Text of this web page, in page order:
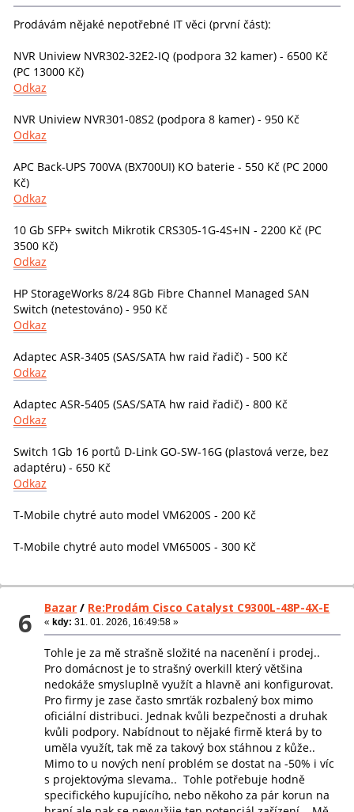
Prodávám nějaké nepotřebné IT věci (první část):
NVR Uniview NVR302-32E2-IQ (podpora 32 kamer) - 6500 Kč
(PC 13000 Kč)
Odkaz
NVR Uniview NVR301-08S2 (podpora 8 kamer) - 950 Kč
Odkaz
APC Back-UPS 700VA (BX700UI) KO baterie - 550 Kč (PC 2000
Kč)
Odkaz
10 Gb SFP+ switch Mikrotik CRS305-1G-4S+IN - 2200 Kč (PC
3500 Kč)
Odkaz
HP StorageWorks 8/24 8Gb Fibre Channel Managed SAN
Switch (netestováno) - 950 Kč
Odkaz
Adaptec ASR-3405 (SAS/SATA hw raid řadič) - 500 Kč
Odkaz
Adaptec ASR-5405 (SAS/SATA hw raid řadič) - 800 Kč
Odkaz
Switch 1Gb 16 portů D-Link GO-SW-16G (plastová verze, bez
adaptéru) - 650 Kč
Odkaz
T-Mobile chytré auto model VM6200S - 200 Kč
T-Mobile chytré auto model VM6500S - 300 Kč
6 Bazar / Re:Prodám Cisco Catalyst C9300L-48P-4X-E
«kdy: 31. 01. 2026, 16:49:58 »
Tohle je za mě strašně složité na nacenění i prodej..
Pro domácnost je to strašný overkill který většina
nedokáže smysluplně využít a hlavně ani konfigurovat.
Pro firmy je zase často smrťák rozbalený box mimo
oficiální distribuci. Jednak kvůli bezpečnosti a druhak
kvůli podpory. Nabídnout to nějaké firmě která by to
uměla využít, tak mě za takový box stáhnou z kůže..
Mimo to u nových není problém se dostat na -50% i víc
s projektovýma slevama.. Tohle potřebuje hodně
specifického kupujícího, nebo někoho za pár korun na